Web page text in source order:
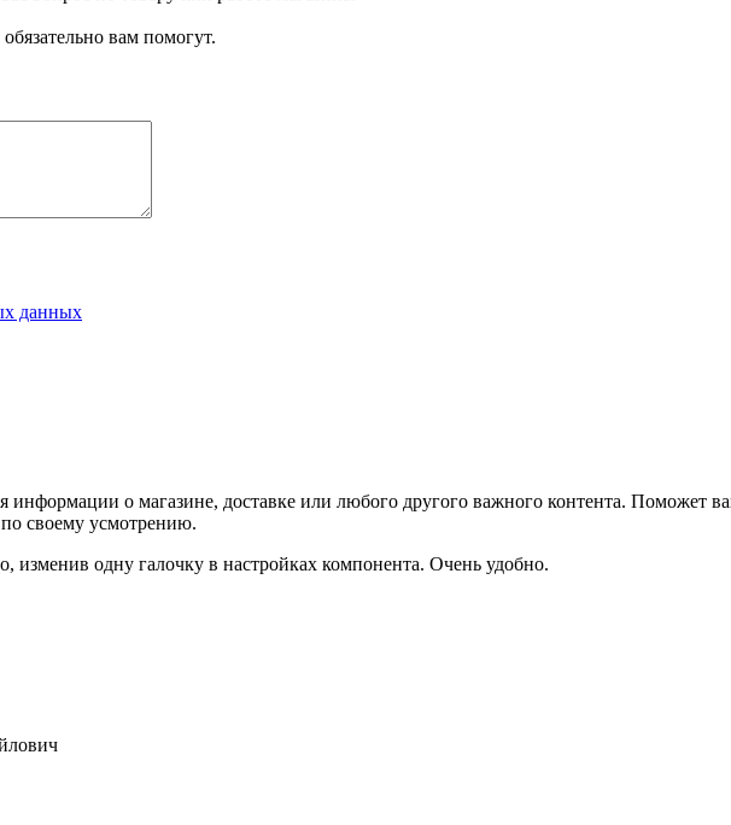
вам помогут.
данных
информации о магазине, доставке или любого другого важного контента. Поможет
своему усмотрению.
изменив одну галочку в настройках компонента. Очень удобно.